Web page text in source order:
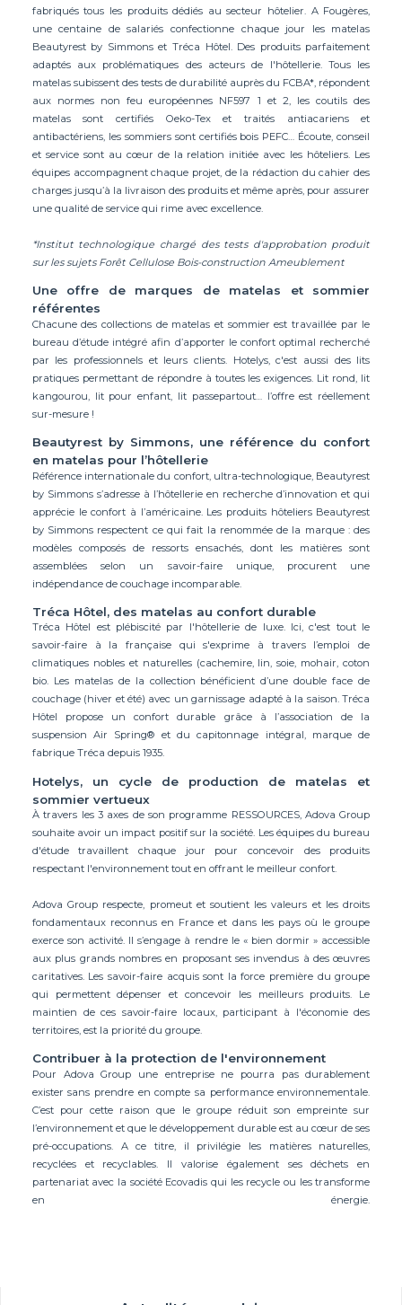
fabriqués tous les produits dédiés au secteur hôtelier. A Fougères,
une centaine de salariés confectionne chaque jour les matelas
Beautyrest by Simmons et Tréca Hôtel. Des produits parfaitement
adaptés aux problématiques des acteurs de l'hôtellerie. Tous les
matelas subissent des tests de durabilité auprès du FCBA*, répondent
aux normes non feu européennes NF597 1 et 2, les coutils des
matelas sont certifiés Oeko-Tex et traités antiacariens et
antibactériens, les sommiers sont certifiés bois PEFC… Écoute, conseil
et service sont au cœur de la relation initiée avec les hôteliers. Les
équipes accompagnent chaque projet, de la rédaction du cahier des
charges jusqu’à la livraison des produits et même après, pour assurer
une qualité de service qui rime avec excellence.
*Institut technologique chargé des tests d'approbation produit
sur les sujets Forêt Cellulose Bois-construction Ameublement
Une offre de marques de matelas et sommier
référentes
Chacune des collections de matelas et sommier est travaillée par le
bureau d’étude intégré afin d’apporter le confort optimal recherché
par les professionnels et leurs clients. Hotelys, c'est aussi des lits
pratiques permettant de répondre à toutes les exigences. Lit rond, lit
kangourou, lit pour enfant, lit passepartout… l’offre est réellement
sur-mesure !
Beautyrest by Simmons, une référence du confort
en matelas pour l’hôtellerie
Référence internationale du confort, ultra-technologique, Beautyrest
by Simmons s’adresse à l’hôtellerie en recherche d’innovation et qui
apprécie le confort à l’américaine. Les produits hôteliers Beautyrest
by Simmons respectent ce qui fait la renommée de la marque : des
modèles composés de ressorts ensachés, dont les matières sont
assemblées selon un savoir-faire unique, procurent une
indépendance de couchage incomparable.
Tréca Hôtel, des matelas au confort durable
Tréca Hôtel est plébiscité par l'hôtellerie de luxe. Ici, c'est tout le
savoir-faire à la française qui s'exprime à travers l’emploi de
climatiques nobles et naturelles (cachemire, lin, soie, mohair, coton
bio. Les matelas de la collection bénéficient d’une double face de
couchage (hiver et été) avec un garnissage adapté à la saison. Tréca
Hôtel propose un confort durable grâce à l’association de la
suspension Air Spring® et du capitonnage intégral, marque de
fabrique Tréca depuis 1935.
Hotelys, un cycle de production de matelas et
sommier vertueux
À travers les 3 axes de son programme RESSOURCES, Adova Group
souhaite avoir un impact positif sur la société. Les équipes du bureau
d'étude travaillent chaque jour pour concevoir des produits
respectant l'environnement tout en offrant le meilleur confort.
Adova Group respecte, promeut et soutient les valeurs et les droits
fondamentaux reconnus en France et dans les pays où le groupe
exerce son activité. Il s’engage à rendre le « bien dormir » accessible
aux plus grands nombres en proposant ses invendus à des œuvres
caritatives. Les savoir-faire acquis sont la force première du groupe
qui permettent dépenser et concevoir les meilleurs produits. Le
maintien de ces savoir-faire locaux, participant à l'économie des
territoires, est la priorité du groupe.
Contribuer à la protection de l'environnement
Pour Adova Group une entreprise ne pourra pas durablement
exister sans prendre en compte sa performance environnementale.
C’est pour cette raison que le groupe réduit son empreinte sur
l’environnement et que le développement durable est au cœur de ses
pré-occupations. A ce titre, il privilégie les matières naturelles,
recyclées et recyclables. Il valorise également ses déchets en
partenariat avec la société Ecovadis qui les recycle ou les transforme
en énergie.